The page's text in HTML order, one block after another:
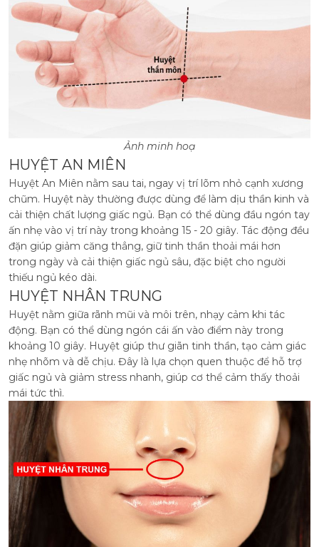
Ảnh minh hoạ
HUYỆT AN MIÊN
Huyệt An Miên nằm sau tai, ngay vị trí lõm nhỏ cạnh xương
chũm. Huyệt này thường được dùng để làm dịu thần kinh và
cải thiện chất lượng giấc ngủ. Bạn có thể dùng đầu ngón tay
ấn nhẹ vào vị trí này trong khoảng 15 - 20 giây. Tác động đều
đặn giúp giảm căng thẳng, giữ tinh thần thoải mái hơn
trong ngày và cải thiện giấc ngủ sâu, đặc biệt cho người
thiếu ngủ kéo dài.
HUYỆT NHÂN TRUNG
Huyệt nằm giữa rãnh mũi và môi trên, nhạy cảm khi tác
động. Bạn có thể dùng ngón cái ấn vào điểm này trong
khoảng 10 giây. Huyệt giúp thư giãn tinh thần, tạo cảm giác
nhẹ nhõm và dễ chịu. Đây là lựa chọn quen thuộc để hỗ trợ
giấc ngủ và giảm stress nhanh, giúp cơ thể cảm thấy thoải
mái tức thì.